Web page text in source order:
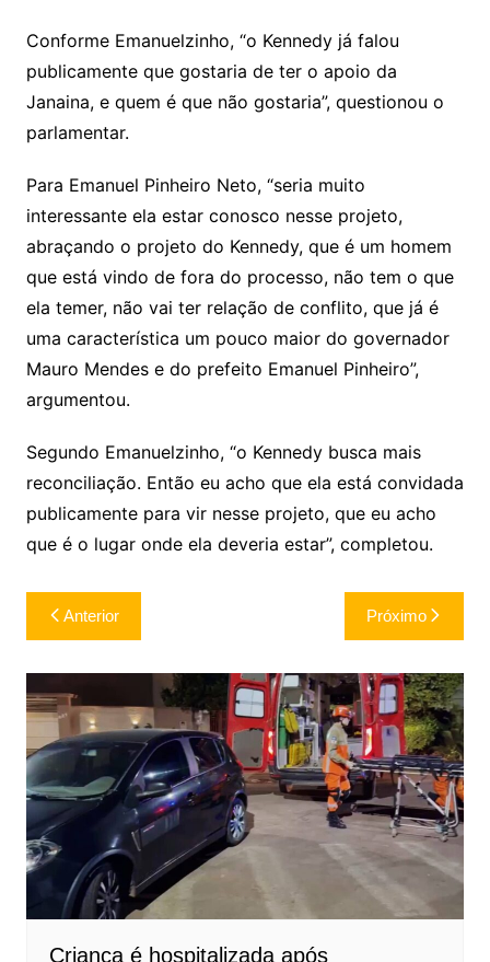
Conforme Emanuelzinho, “o Kennedy já falou
publicamente que gostaria de ter o apoio da
Janaina, e quem é que não gostaria”, questionou o
parlamentar.
Para Emanuel Pinheiro Neto, “seria muito
interessante ela estar conosco nesse projeto,
abraçando o projeto do Kennedy, que é um homem
que está vindo de fora do processo, não tem o que
ela temer, não vai ter relação de conflito, que já é
uma característica um pouco maior do governador
Mauro Mendes e do prefeito Emanuel Pinheiro”,
argumentou.
Segundo Emanuelzinho, “o Kennedy busca mais
reconciliação. Então eu acho que ela está convidada
publicamente para vir nesse projeto, que eu acho
que é o lugar onde ela deveria estar”, completou.
Navegação
de
Post
Anterior Próximo
Criança é hospitalizada após